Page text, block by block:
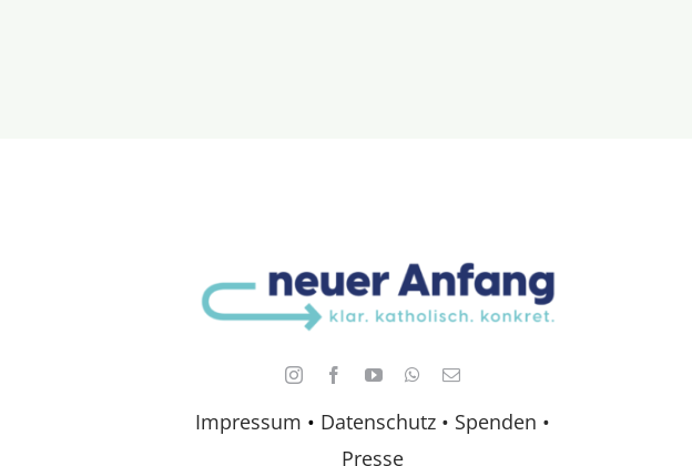
Impressum • Datenschutz • Spenden •
Presse